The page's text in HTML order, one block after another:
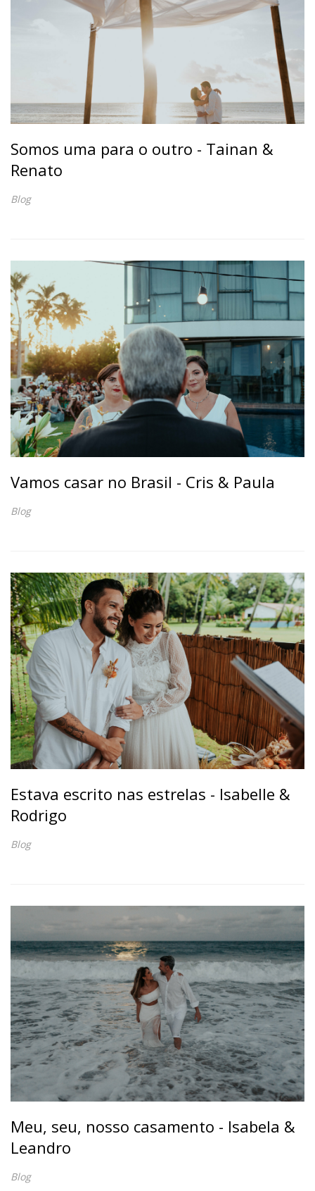
Somos uma para o outro - Tainan &
Renato
Blog
Vamos casar no Brasil - Cris & Paula
Blog
Estava escrito nas estrelas - Isabelle &
Rodrigo
Blog
Meu, seu, nosso casamento - Isabela &
Leandro
Blog